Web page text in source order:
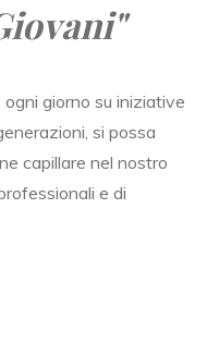
giorno su iniziative
si possa
capillare nel nostro
e di